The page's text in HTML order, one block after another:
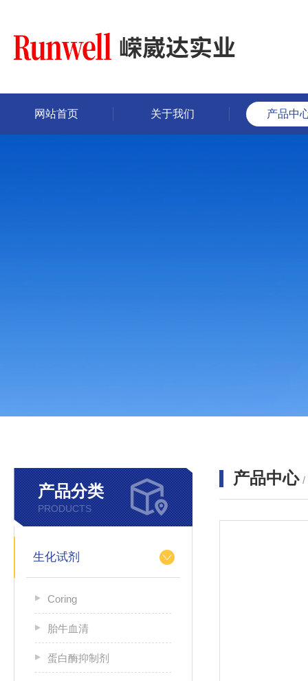
网站首页 关于我们 产品中
产品分类
PRODUCTS
生化试剂
Coring
胎牛血清
蛋白酶抑制剂
产品中心 /